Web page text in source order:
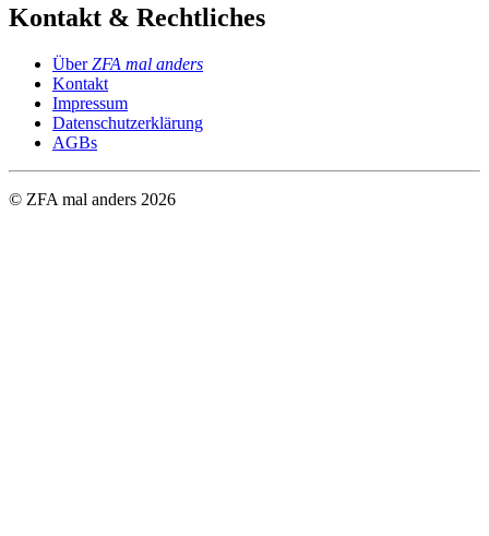
Kontakt & Rechtliches
ÜberZFA mal anders
Kontakt
Impressum
Datenschutzerklärung
AGBs
© ZFA mal anders 2026